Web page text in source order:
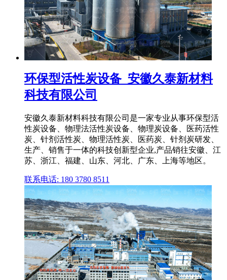
环保型活性炭设备_安徽久泰新材料
科技有限公司
安徽久泰新材料科技有限公司是一家专业从事环保型活
性炭设备、物理法活性炭设备、物理炭设备、医药活性
炭、针剂活性炭、物理活性炭、医药炭、针剂炭研发、
生产、销售于一体的科技创新型企业,产品销往安徽、江
苏、浙江、福建、山东、河北、广东、上海等地区。
联系电话: 180 3780 8511